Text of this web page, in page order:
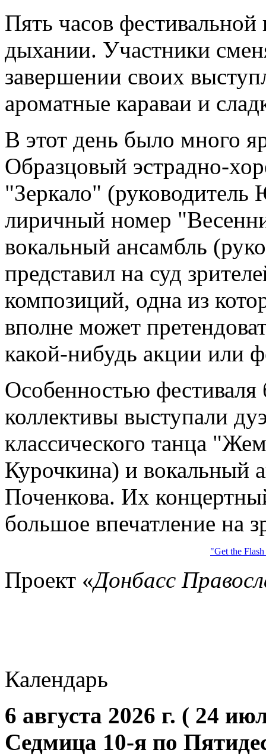
Пять часов
дыхании. Участники
завершении своих
ароматные караваи и
В этот день было много
Образцовый эстрадно-
"Зеркало"
лиричный номер
вокальный ансамбль
представил на суд
композиций, одна из
вполне может
какой-нибудь акции или
Особенностью
коллективы выступали
классического танца
Курочкина) и
Поченкова. Их
большое впечатление на
"Get the
Проект «Донбасс
Календарь
6 августа 2026 г. ( 24
Седмица 10-я по